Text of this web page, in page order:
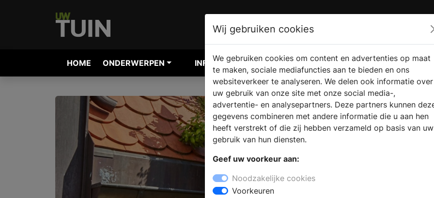
HOME ONDERWERPEN INFORMATIE AANVRAGEN VERKOOPLOCATIE VINDEN
Wij gebruiken cookies
We gebruiken cookies om content en advertenties op maat
te maken, sociale mediafuncties aan te bieden en ons
websiteverkeer te analyseren. We delen ook informatie over
uw gebruik van onze site met onze social media-,
advertentie- en analysepartners. Deze partners kunnen
gegevens combineren met andere informatie die u aan hen
heeft verstrekt of die zij hebben verzameld op basis van uw
gebruik van hun diensten.
Geef uw voorkeur aan:
Noodzakelijke cookies
Voorkeuren